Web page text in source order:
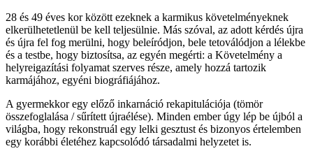
28 és 49 éves kor között ezeknek a karmikus követelményeknek
elkerülhetetlenül be kell teljesülnie. Más szóval, az adott kérdés újra
és újra fel fog merülni, hogy beleíródjon, bele tetoválódjon a lélekbe
és a testbe, hogy biztosítsa, az egyén megérti: a Követelmény a
helyreigazítási folyamat szerves része, amely hozzá tartozik
karmájához, egyéni biográfiájához.
A gyermekkor egy előző inkarnáció rekapitulációja (tömör
összefoglalása / sűrített újraélése). Minden ember úgy lép be újból a
világba, hogy rekonstruál egy lelki gesztust és bizonyos értelemben
egy korábbi életéhez kapcsolódó társadalmi helyzetet is.